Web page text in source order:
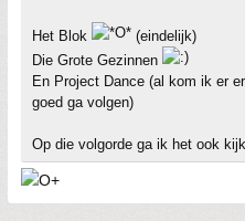
Het Blok
(eindelijk)
Die Grote Gezinnen
En Project Dance (al kom ik er
goed ga volgen)
Op die volgorde ga ik het ook